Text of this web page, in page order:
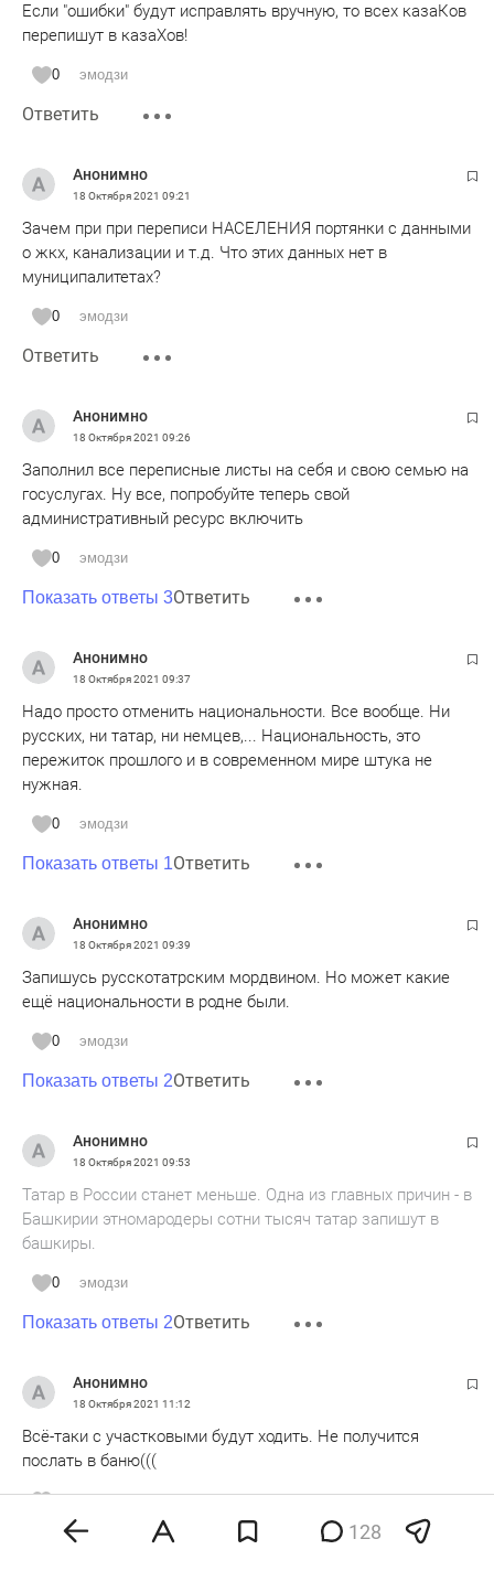
Если "ошибки" будут исправлять вручную, то всех казаКов
перепишут в казаХов!
0 эмодзи
Ответить
Анонимно
18 Октября 2021 09:21
Зачем при при переписи НАСЕЛЕНИЯ портянки с данными
о жкх, канализации и т.д. Что этих данных нет в
муниципалитетах?
0 эмодзи
Ответить
Анонимно
18 Октября 2021 09:26
Заполнил все переписные листы на себя и свою семью на
госуслугах. Ну все, попробуйте теперь свой
административный ресурс включить
0 эмодзи
Показать ответы 3Ответить
Анонимно
18 Октября 2021 09:37
Надо просто отменить национальности. Все вообще. Ни
русских, ни татар, ни немцев,... Национальность, это
пережиток прошлого и в современном мире штука не
нужная.
0 эмодзи
Показать ответы 1Ответить
Анонимно
18 Октября 2021 09:39
Запишусь русскотатрским мордвином. Но может какие
ещё национальности в родне были.
0 эмодзи
Показать ответы 2Ответить
Анонимно
18 Октября 2021 09:53
Татар в России станет меньше. Одна из главных причин - в
Башкирии этномародеры сотни тысяч татар запишут в
башкиры.
0 эмодзи
Показать ответы 2Ответить
Анонимно
18 Октября 2021 11:12
Всё-таки с участковыми будут ходить. Не получится
послать в баню(((
0 эмодзи
Ответить 128